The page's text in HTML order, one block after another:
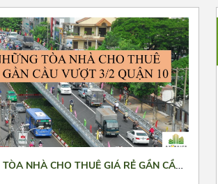
NHÀ CHO THUÊ GIÁ RẺ GẦN CẦU
10